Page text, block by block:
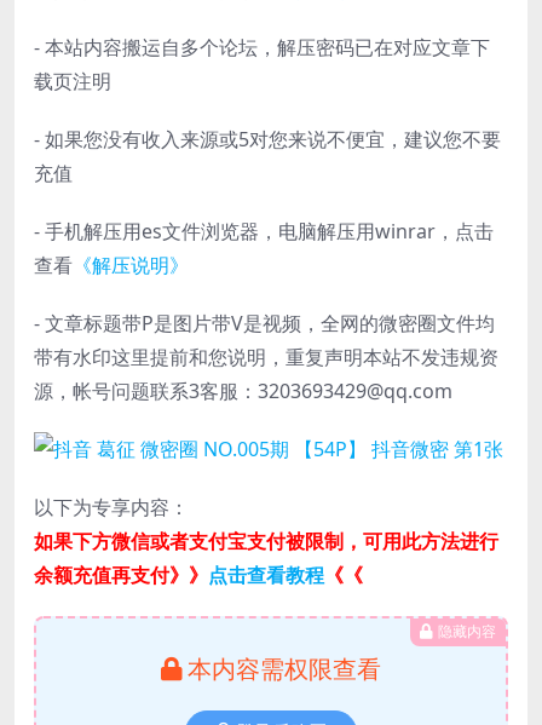
- 本站内容搬运自多个论坛，解压密码已在对应文章下
载页注明
- 如果您没有收入来源或5对您来说不便宜，建议您不要
充值
- 手机解压用es文件浏览器，电脑解压用winrar，点击
查看 《解压说明》
- 文章标题带P是图片带V是视频，全网的微密圈文件均
带有水印这里提前和您说明，重复声明本站不发违规资
源，帐号问题联系3客服：3203693429@qq.com
以下为专享内容：
如果下方微信或者支付宝支付被限制，可用此方法进行
余额充值再支付》》 点击查看教程 《《
隐藏内容
本内容需权限查看